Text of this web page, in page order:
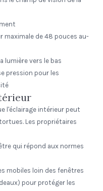
maximale de 48 pouces au-
lumière vers le bas
pression pour les
l'éclairage intérieur peut
Les propriétaires
qui répond aux normes
mobiles loin des fenêtres
pour protéger les